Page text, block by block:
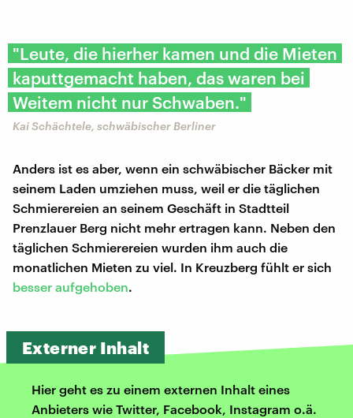
"Leute, die hierher kamen und die Mieten
kaputtgemacht haben, das waren bei
Weitem nicht nur Schwaben."
Kai Schächtele, schwäbischer Berliner
Anders ist es aber, wenn ein schwäbischer Bäcker mit
seinem Laden umziehen muss, weil er die täglichen
Schmierereien an seinem Geschäft in Stadtteil
Prenzlauer Berg nicht mehr ertragen kann. Neben den
täglichen Schmierereien wurden ihm auch die
monatlichen Mieten zu viel. In Kreuzberg fühlt er sich
besser aufgehoben.
Externer Inhalt
Hier geht es zu einem externen Inhalt eines
Anbieters wie Twitter, Facebook, Instagram o.ä.